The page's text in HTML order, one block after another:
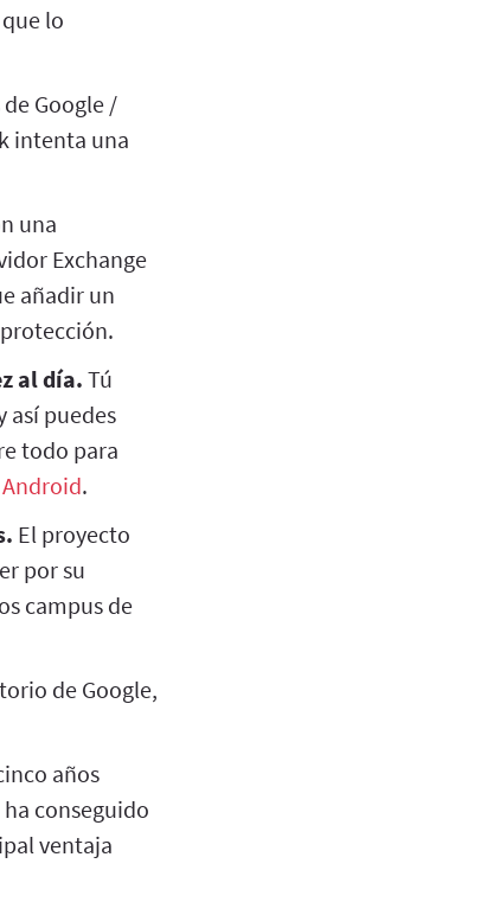
lo
Google /
intenta una
una
Exchange
añadir un
al día. Tú
así puedes
todo para
Android.
El proyecto
por su
campus de
de Google,
años
conseguido
ventaja